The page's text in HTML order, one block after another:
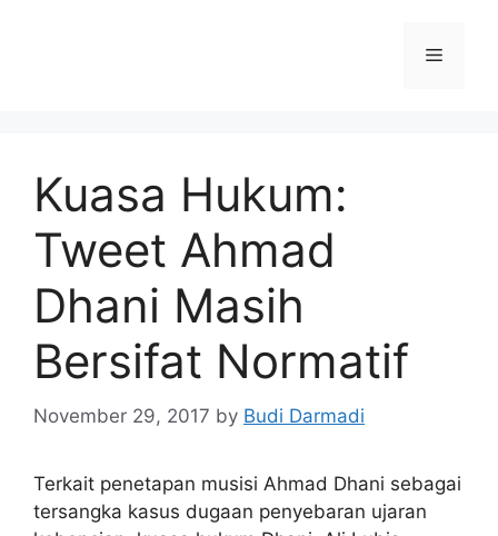
Kuasa Hukum:
Tweet Ahmad
Dhani Masih
Bersifat Normatif
November 29, 2017 by Budi Darmadi
Terkait penetapan musisi Ahmad Dhani sebagai
tersangka kasus dugaan penyebaran ujaran